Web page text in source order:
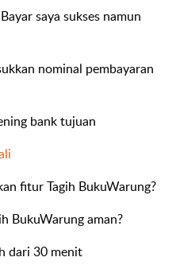
saya sukses namun
nominal pembayaran
bank tujuan
fitur Tagih BukuWarung?
BukuWarung aman?
dari 30 menit